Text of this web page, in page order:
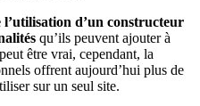
d’un constructeur
qu’ils peuvent ajouter à
être vrai, cependant, la
offrent aujourd’hui plus de
sur un seul site.